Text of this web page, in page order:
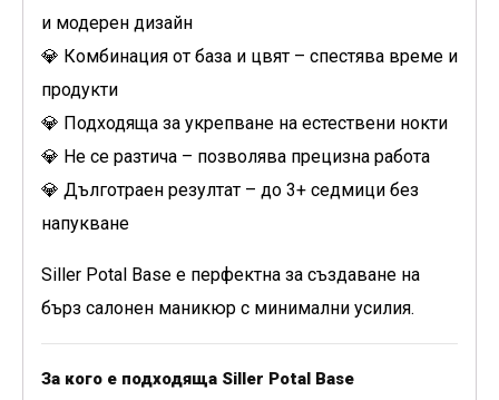
и модерен дизайн
💎 Комбинация от база и цвят – спестява време и
продукти
💎 Подходяща за укрепване на естествени нокти
💎 Не се разтича – позволява прецизна работа
💎 Дълготраен резултат – до 3+ седмици без
напукване
Siller Potal Base е перфектна за създаване на
бърз салонен маникюр с минимални усилия.
За кого е подходяща Siller Potal Base